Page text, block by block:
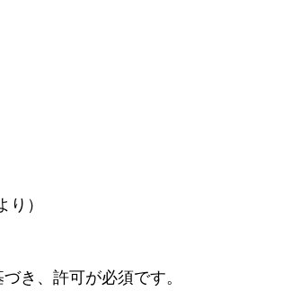
）
き、許可が必須です。